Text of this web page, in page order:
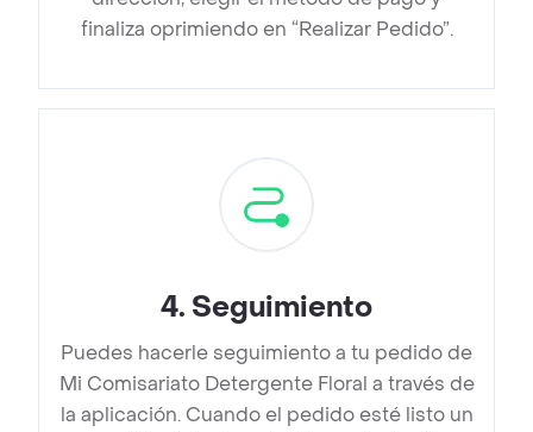
finaliza oprimiendo en “Realizar Pedido”.
4. Seguimiento
Puedes hacerle seguimiento a tu pedido de
Mi Comisariato Detergente Floral a través de
la aplicación. Cuando el pedido esté listo un